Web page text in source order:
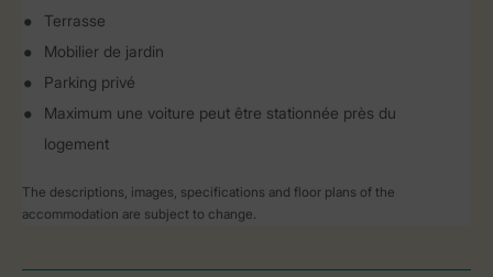
Terrasse
Mobilier de jardin
Parking privé
Maximum une voiture peut être stationnée près du
logement
The descriptions, images, specifications and floor plans of the
accommodation are subject to change.